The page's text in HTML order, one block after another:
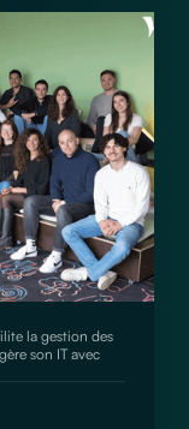
la gestion des
son IT avec